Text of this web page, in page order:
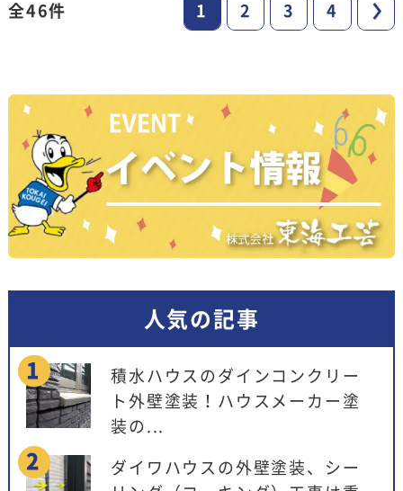
全46件 1 2 3 4
人気の記事
積水ハウスのダインコンクリー
ト外壁塗装！ハウスメーカー塗
装の...
ダイワハウスの外壁塗装、シー